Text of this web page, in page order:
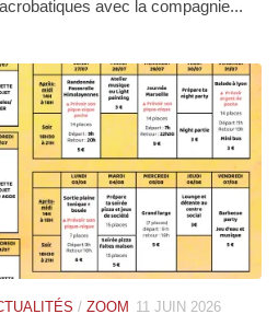
avec la compagnie...
/ ZOOM 11 JUIN 2026